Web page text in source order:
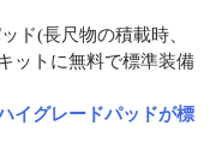
ド(長尺物の積載時、
ットに無料で標準装備
イグレードパッドが標